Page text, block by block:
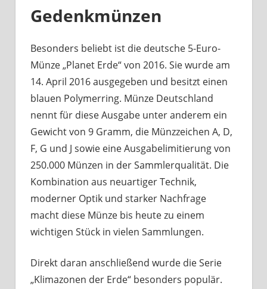
Gedenkmünzen
Besonders beliebt ist die deutsche 5-Euro-
Münze „Planet Erde“ von 2016. Sie wurde am
14. April 2016 ausgegeben und besitzt einen
blauen Polymerring. Münze Deutschland
nennt für diese Ausgabe unter anderem ein
Gewicht von 9 Gramm, die Münzzeichen A, D,
F, G und J sowie eine Ausgabelimitierung von
250.000 Münzen in der Sammlerqualität. Die
Kombination aus neuartiger Technik,
moderner Optik und starker Nachfrage
macht diese Münze bis heute zu einem
wichtigen Stück in vielen Sammlungen.
Direkt daran anschließend wurde die Serie
„Klimazonen der Erde“ besonders populär.